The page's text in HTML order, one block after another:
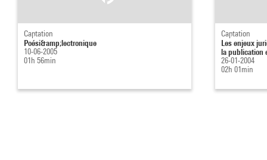
Captation
Poési&amp;lectronique
10-06-2005
01h 56min
Captation
Les enjeux
la publication
26-01-2004
02h 01min